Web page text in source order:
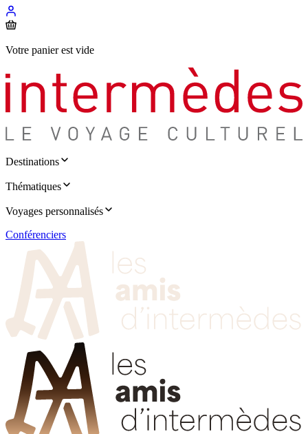
Votre panier est vide
Destinations
Thématiques
Voyages personnalisés
Conférenciers